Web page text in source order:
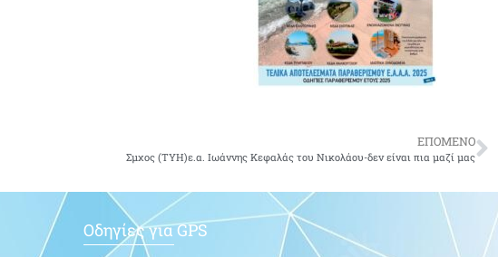
ΕΠΟΜΕΝΟ
Σμχος (ΤΥΗ)ε.α. Ιωάννης Κεφαλάς του Νικολάου-δεν είναι πια μαζί μας
Οδηγίες για GPS